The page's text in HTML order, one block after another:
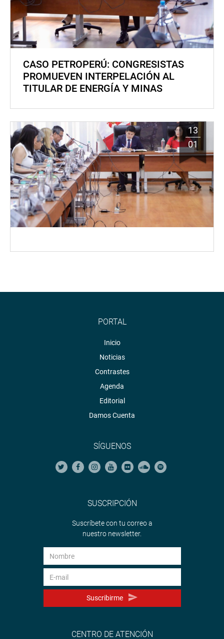
CASO PETROPERÚ: CONGRESISTAS
PROMUEVEN INTERPELACIÓN AL
TITULAR DE ENERGÍA Y MINAS
13
01
PORTAL
Inicio
Noticias
Contrastes
Agenda
Editorial
Damos Cuenta
SÍGUENOS
SUSCRIPCIÓN
Suscríbete con tu correo a
nuestro newsletter.
Suscribirme
CENTRO DE ATENCIÓN